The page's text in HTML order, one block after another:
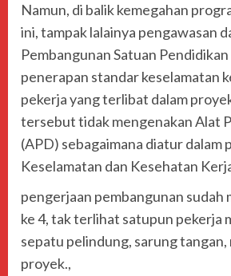
Namun, di balik kemegahan
ini, tampak lalainya pengawasan
Pembangunan Satuan Pendidikan
penerapan standar keselamatan
pekerja yang terlibat dalam
tersebut tidak mengenakan Alat
(APD) sebagaimana diatur dalam
Keselamatan dan Kesehatan
pengerjaan pembangunan sudah
ke 4, tak terlihat satupun pekerja
sepatu pelindung, sarung tangan,
proyek.,